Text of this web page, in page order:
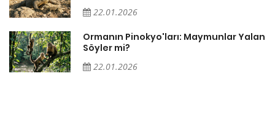
22.01.2026
Ormanın Pinokyo'ları: Maymunlar Yalan
Söyler mi?
22.01.2026